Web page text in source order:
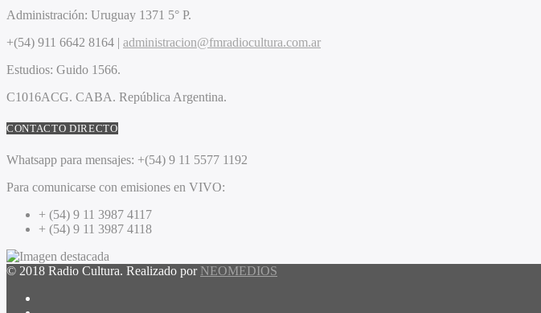
Administración: Uruguay 1371 5° P.
+(54) 911 6642 8164 | administracion@fmradiocultura.com.ar
Estudios: Guido 1566.
C1016ACG. CABA. República Argentina.
CONTACTO DIRECTO
Whatsapp para mensajes: +(54) 9 11 5577 1192
Para comunicarse con emisiones en VIVO:
+ (54) 9 11 3987 4117
+ (54) 9 11 3987 4118
© 2018 Radio Cultura. Realizado por NEOMEDIOS